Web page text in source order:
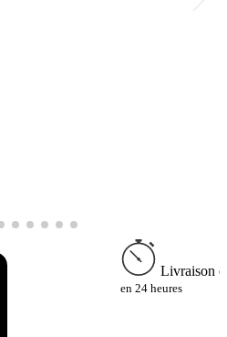
Livraison
en 24 heures